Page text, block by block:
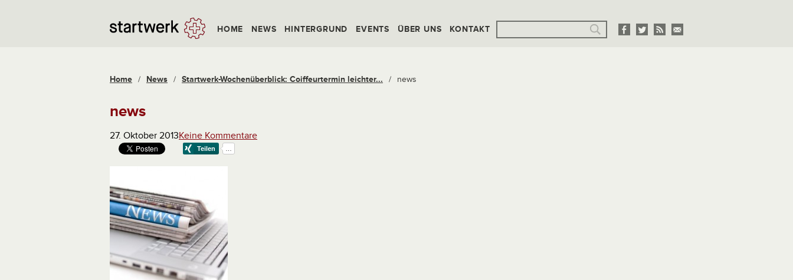
HOME NEWS HINTERGRUND EVENTS ÜBER UNS KONTAKT
Home / News / Startwerk-Wochenüberblick: Coiffeurtermin leichter... / news
news
27. Oktober 2013Keine Kommentare